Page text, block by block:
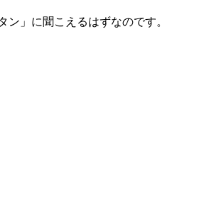
」に聞こえるはずなのです。